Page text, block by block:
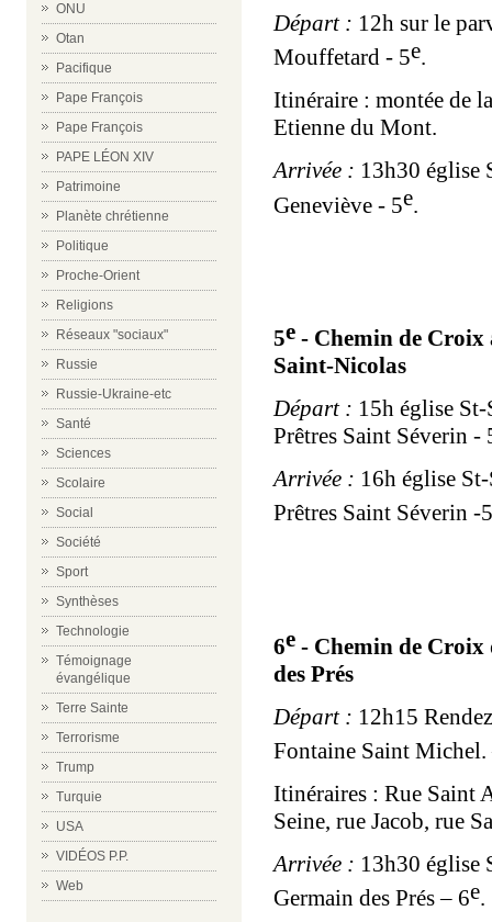
ONU
Otan
Pacifique
Pape François
Pape François
PAPE LÉON XIV
Patrimoine
Planète chrétienne
Politique
Proche-Orient
Religions
Réseaux "sociaux"
Russie
Russie-Ukraine-etc
Santé
Sciences
Scolaire
Social
Société
Sport
Synthèses
Technologie
Témoignage
évangélique
Terre Sainte
Terrorisme
Trump
Turquie
USA
VIDÉOS P.P.
Web
Départ : 12h sur le
Mouffetard - 5e.
Itinéraire : montée de
Etienne du Mont.
Arrivée : 13h30 église
Geneviève - 5e.
5e - Chemin de Croix
Saint-Nicolas
Départ : 15h église
Prêtres Saint Séverin -
Arrivée : 16h église
Prêtres Saint Séverin -5
6e - Chemin de
des Prés
Départ : 12h15
Fontaine Saint Michel.
Itinéraires : Rue Saint
Seine, rue Jacob, rue
Arrivée : 13h30 église
Germain des Prés – 6e.